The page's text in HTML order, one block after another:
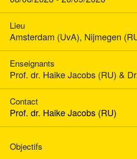
Lieu
Amsterdam (UvA), Nijmegen
Enseignants
Prof. dr. Haike Jacobs (RU) &
Contact
Prof. dr. Haike Jacobs (RU)
Objectifs